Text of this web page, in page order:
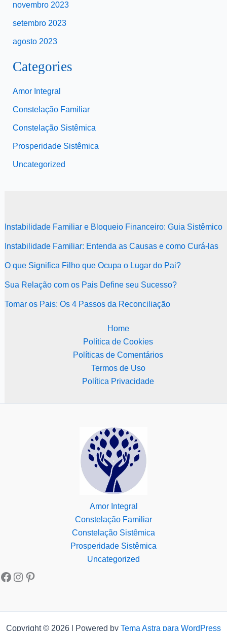
novembro 2023
setembro 2023
agosto 2023
Categories
Amor Integral
Constelação Familiar
Constelação Sistêmica
Prosperidade Sistêmica
Uncategorized
Instabilidade Familiar e Bloqueio Financeiro: Guia Sistêmico
Instabilidade Familiar: Entenda as Causas e como Curá-las
O que Significa Filho que Ocupa o Lugar do Pai?
Sua Relação com os Pais Define seu Sucesso?
Tomar os Pais: Os 4 Passos da Reconciliação
Home
Política de Cookies
Políticas de Comentários
Termos de Uso
Política Privacidade
Amor Integral
Constelação Familiar
Constelação Sistêmica
Prosperidade Sistêmica
Uncategorized
Copyright © 2026 | Powered by Tema Astra para WordPress